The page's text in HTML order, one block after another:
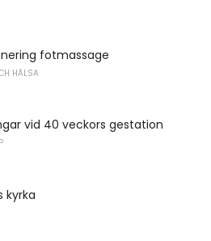
fotmassage
HÄLSA
vid 40 veckors gestation
kyrka